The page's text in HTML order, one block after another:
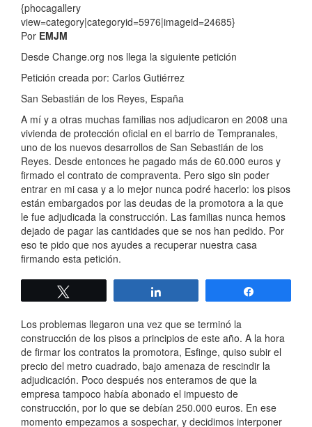
{phocagallery
view=category|categoryid=5976|imageid=24685}
Por EMJM
Desde Change.org nos llega la siguiente petición
Petición creada por: Carlos Gutiérrez
San Sebastián de los Reyes, España
A mí y a otras muchas familias nos adjudicaron en 2008 una
vivienda de protección oficial en el barrio de Tempranales,
uno de los nuevos desarrollos de San Sebastián de los
Reyes. Desde entonces he pagado más de 60.000 euros y
firmado el contrato de compraventa. Pero sigo sin poder
entrar en mi casa y a lo mejor nunca podré hacerlo: los pisos
están embargados por las deudas de la promotora a la que
le fue adjudicada la construcción. Las familias nunca hemos
dejado de pagar las cantidades que se nos han pedido. Por
eso te pido que nos ayudes a recuperar nuestra casa
firmando esta petición.
Los problemas llegaron una vez que se terminó la
construcción de los pisos a principios de este año. A la hora
de firmar los contratos la promotora, Esfinge, quiso subir el
precio del metro cuadrado, bajo amenaza de rescindir la
adjudicación. Poco después nos enteramos de que la
empresa tampoco había abonado el impuesto de
construcción, por lo que se debían 250.000 euros. En ese
momento empezamos a sospechar, y decidimos interponer